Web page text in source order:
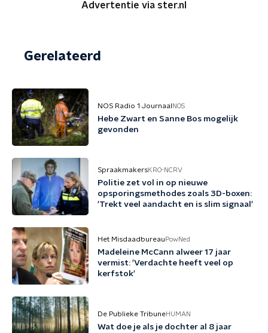
Advertentie via ster.nl
Gerelateerd
NOS Radio 1 Journaal NOS
Hebe Zwart en Sanne Bos mogelijk
gevonden
SpraakmakersKRO-NCRV
Politie zet vol in op nieuwe
opsporingsmethodes zoals 3D-boxen:
'Trekt veel aandacht en is slim signaal'
Het Misdaadbureau PowNed
Madeleine McCann alweer 17 jaar
vermist: 'Verdachte heeft veel op
kerfstok'
De Publieke TribuneHUMAN
Wat doe je als je dochter al 8 jaar